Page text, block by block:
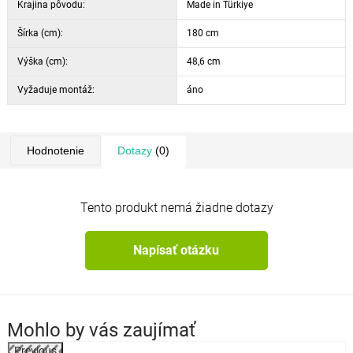
Krajina pôvodu: Made in Türkiye
Šírka (cm): 180 cm
Výška (cm): 48,6 cm
Vyžaduje montáž: áno
Hodnotenie Dotazy(0)
Tento produkt nemá žiadne dotazy
Napísať otázku
Mohlo by vás zaujímať
Previous